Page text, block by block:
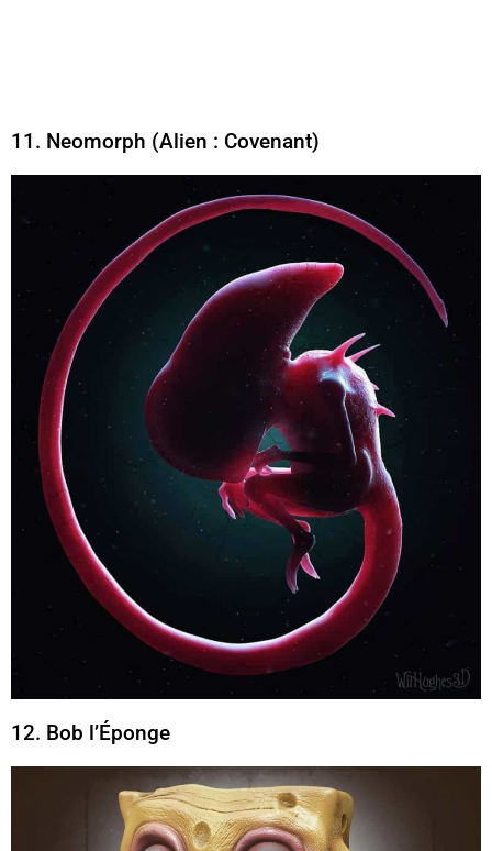
11. Neomorph (Alien : Covenant)
12. Bob l’Éponge